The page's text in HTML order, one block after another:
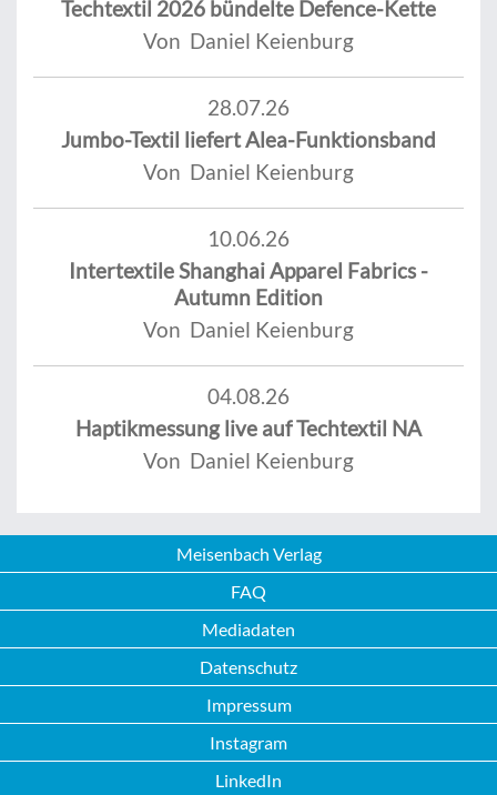
Techtextil 2026 bündelte Defence-Kette
Von Daniel Keienburg
28.07.26
Jumbo-Textil liefert Alea-Funktionsband
Von Daniel Keienburg
10.06.26
Intertextile Shanghai Apparel Fabrics -
Autumn Edition
Von Daniel Keienburg
04.08.26
Haptikmessung live auf Techtextil NA
Von Daniel Keienburg
Meisenbach Verlag
FAQ
Mediadaten
Datenschutz
Impressum
Instagram
LinkedIn